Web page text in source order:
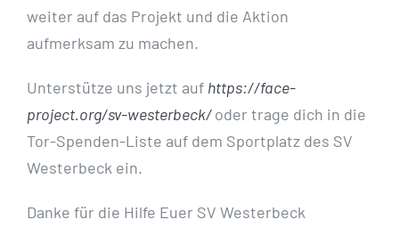
weiter auf das Projekt und die Aktion
aufmerksam zu machen.
Unterstütze uns jetzt auf https://face-
project.org/sv-westerbeck/oder trage dich in die
Tor-Spenden-Liste auf dem Sportplatz des SV
Westerbeck ein.
Danke für die Hilfe Euer SV Westerbeck